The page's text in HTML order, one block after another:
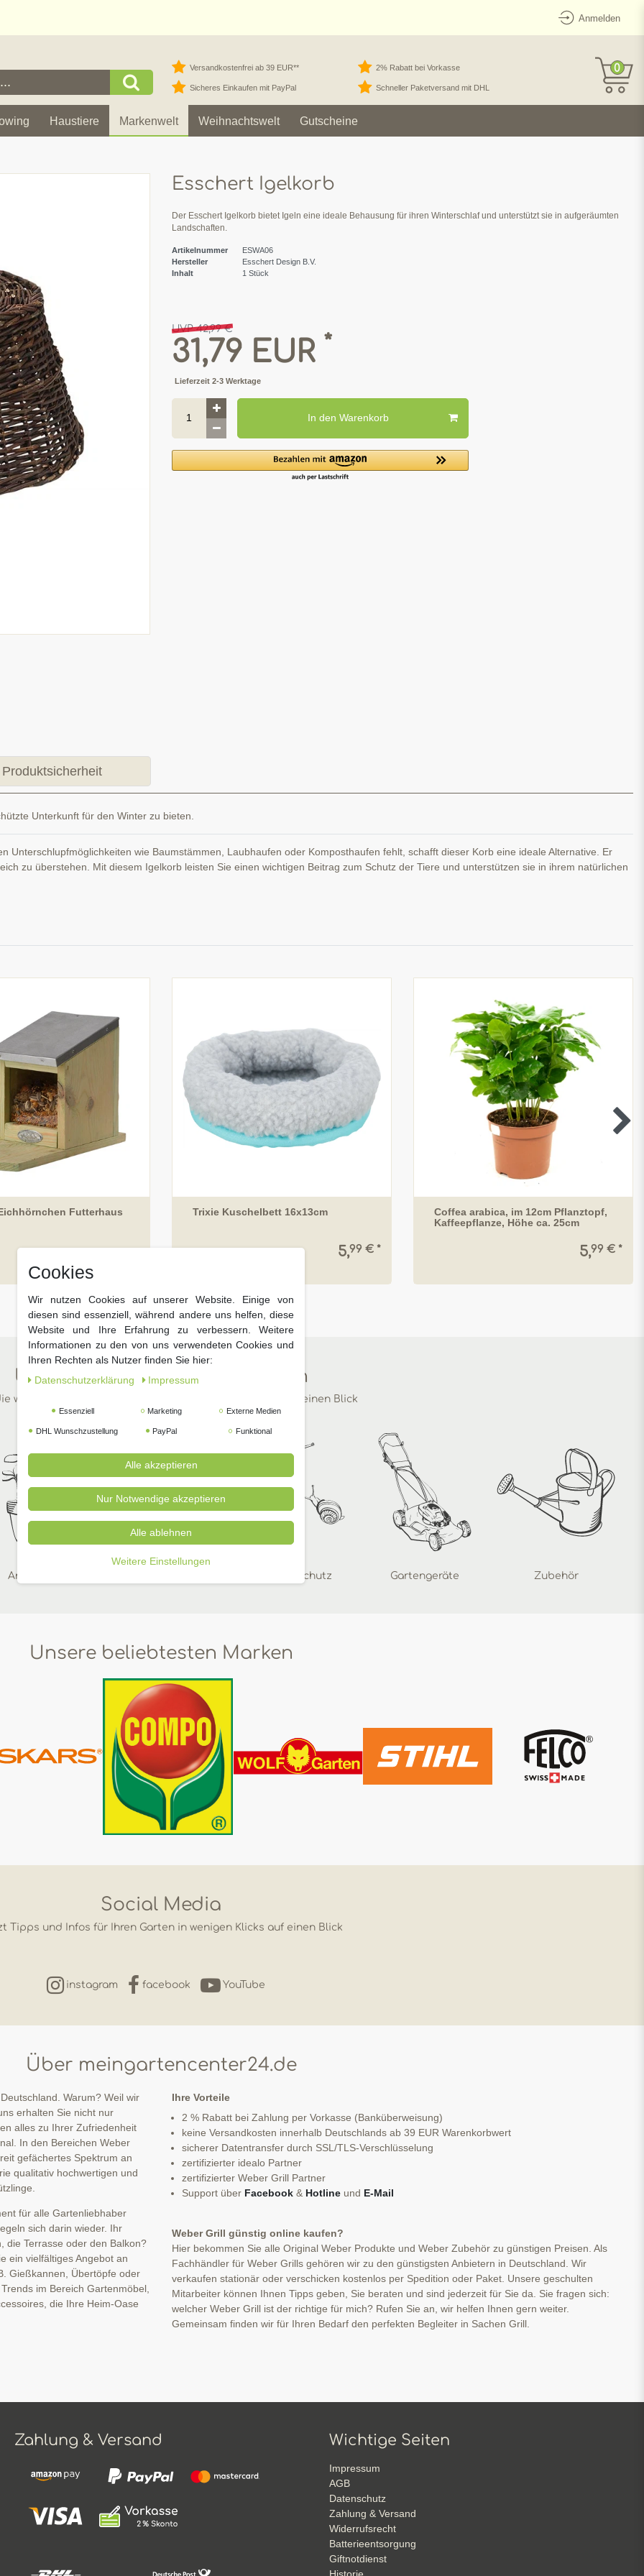
Anmelden
Versandkostenfrei ab 39 EUR** 2% Rabatt bei Vorkasse
Sicheres Einkaufen mit PayPal Schneller Paketversand mit DHL
0
Haustiere Markenwelt Weihnachtswelt Gutscheine
Esschert Igelkorb
Der Esschert Igelkorb bietet Igeln eine ideale Behausung für ihren Winterschlaf und unterstützt sie in aufgeräumten
Landschaften.
Artikelnummer
ESWA06
Hersteller
Esschert Design B.V.
Inhalt
1 Stück
UVP 42,99 €
31,79 EUR *
Lieferzeit 2-3 Werktage
In den Warenkorb
Produktsicherheit
Unterkunft für den Winter zu bieten.
Unterschlupfmöglichkeiten wie Baumstämmen, Laubhaufen oder Komposthaufen fehlt, schafft dieser Korb eine ideale Alternative. Er
zu überstehen. Mit diesem Igelkorb leisten Sie einen wichtigen Beitrag zum Schutz der Tiere und unterstützen sie in ihrem natürlichen
Futterhaus
12,
Trixie Kuschelbett 16x13cm
5,99 € *
Coffea arabica, im 12cm Pflanztopf,
Kaffeepflanze, Höhe ca. 25cm
5,99 € *
Unsere beliebtesten Kategorien
wichtigsten Dinge für Ihren Garten in wenigen Klicks auf einen Blick
Anzucht Pflanzenschutz Gartengeräte Zubehör
Unsere beliebtesten Marken
Social Media
Tipps und Infos für Ihren Garten in wenigen Klicks auf einen Blick
instagram facebook YouTube
Über meingartencenter24.de
Warum? Weil wir
erhalten Sie nicht nur
alles zu Ihrer Zufriedenheit
In den Bereichen Weber
gefächertes Spektrum an
qualitativ hochwertigen und
für alle Gartenliebhaber
sich darin wieder. Ihr
die Terrasse oder den Balkon?
ein vielfältiges Angebot an
Gießkannen, Übertöpfe oder
im Bereich Gartenmöbel,
die Ihre Heim-Oase
Ihre Vorteile
2 % Rabatt bei Zahlung per Vorkasse (Banküberweisung)
keine Versandkosten innerhalb Deutschlands ab 39 EUR Warenkorbwert
sicherer Datentransfer durch SSL/TLS-Verschlüsselung
zertifizierter idealo Partner
zertifizierter Weber Grill Partner
Support über Facebook & Hotline und E-Mail
Weber Grill günstig online kaufen?
Hier bekommen Sie alle Original Weber Produkte und Weber Zubehör zu günstigen Preisen. Als
Fachhändler für Weber Grills gehören wir zu den günstigsten Anbietern in Deutschland. Wir
verkaufen stationär oder verschicken kostenlos per Spedition oder Paket. Unsere geschulten
Mitarbeiter können Ihnen Tipps geben, Sie beraten und sind jederzeit für Sie da. Sie fragen sich:
welcher Weber Grill ist der richtige für mich? Rufen Sie an, wir helfen Ihnen gern weiter.
Gemeinsam finden wir für Ihren Bedarf den perfekten Begleiter in Sachen Grill.
Zahlung & Versand Wichtige Seiten
Impressum
AGB
Datenschutz
Zahlung & Versand
Widerrufsrecht
Batterieentsorgung
Giftnotdienst
Cookies
Wir nutzen Cookies auf unserer Website. Einige von
diesen sind essenziell, während andere uns helfen, diese
Website und Ihre Erfahrung zu verbessern. Weitere
Informationen zu den von uns verwendeten Cookies und
Ihren Rechten als Nutzer finden Sie hier:
Daten­schutz­erklärung
Impressum
Essenziell Marketing Externe Medien
DHL Wunschzustellung PayPal Funktional
Alle akzeptieren
Nur Notwendige akzeptieren
Alle ablehnen
Weitere Einstellungen